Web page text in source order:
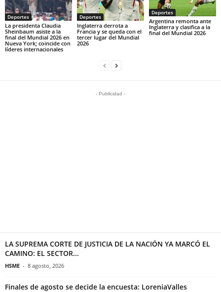
Deportes
La presidenta Claudia
Sheinbaum asiste a la
final del Mundial 2026 en
Nueva York; coincide con
líderes internacionales
Deportes
Inglaterra derrota a
Francia y se queda con el
tercer lugar del Mundial
2026
Deportes
Argentina remonta ante
Inglaterra y clasifica a la
final del Mundial 2026
- Publicidad -
LA SUPREMA CORTE DE JUSTICIA DE LA NACIÓN YA MARCÓ EL
CAMINO: EL SECTOR...
HSME - 8 agosto, 2026
Finales de agosto se decide la encuesta: LoreniaValles